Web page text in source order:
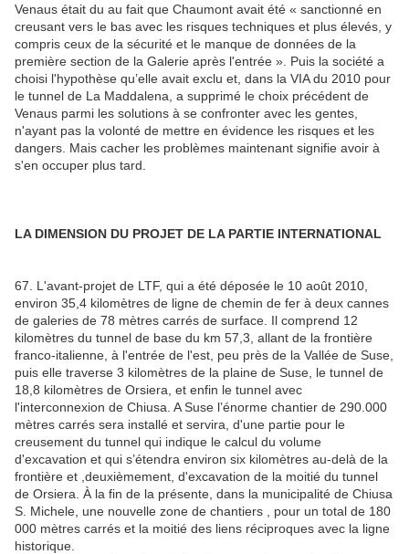
Venaus était du au fait que Chaumont avait été « sanctionné en
creusant vers le bas avec les risques techniques et plus élevés, y
compris ceux de la sécurité et le manque de données de la
première section de la Galerie après l'entrée ». Puis la société a
choisi l'hypothèse qu’elle avait exclu et, dans la VIA du 2010 pour
le tunnel de La Maddalena, a supprimé le choix précédent de
Venaus parmi les solutions à se confronter avec les gentes,
n'ayant pas la volonté de mettre en évidence les risques et les
dangers. Mais cacher les problèmes maintenant signifie avoir à
s'en occuper plus tard.
LA DIMENSION DU PROJET DE LA PARTIE INTERNATIONAL
67. L'avant-projet de LTF, qui a été déposée le 10 août 2010,
environ 35,4 kilomètres de ligne de chemin de fer à deux cannes
de galeries de 78 mètres carrés de surface. Il comprend 12
kilomètres du tunnel de base du km 57,3, allant de la frontière
franco-italienne, à l'entrée de l'est, peu près de la Vallée de Suse,
puis elle traverse 3 kilomètres de la plaine de Suse, le tunnel de
18,8 kilomètres de Orsiera, et enfin le tunnel avec
l'interconnexion de Chiusa. A Suse l’énorme chantier de 290.000
mètres carrés sera installé et servira, d'une partie pour le
creusement du tunnel qui indique le calcul du volume
d'excavation et qui s’étendra environ six kilomètres au-delà de la
frontière et ,deuxièmement, d'excavation de la moitié du tunnel
de Orsiera. À la fin de la présente, dans la municipalité de Chiusa
S. Michele, une nouvelle zone de chantiers , pour un total de 180
000 mètres carrés et la moitié des liens réciproques avec la ligne
historique.